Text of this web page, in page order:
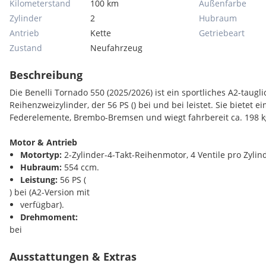
Kilometerstand
100 km
Zylinder
2
Antrieb
Kette
Zustand
Neufahrzeug
Außenfarbe
Hubraum
Getriebeart
Beschreibung
Die Benelli Tornado 550 (2025/2026) ist ein sportliches A2-
Reihenzweizylinder, der 56 PS () bei und bei leistet. Sie bietet
Federelemente, Brembo-Bremsen und wiegt fahrbereit ca. 198
Motor & Antrieb
Motortyp: 2-Zylinder-4-Takt-Reihenmotor, 4 Ventile pro
Hubraum: 554 ccm.
Leistung: 56 PS (
) bei (A2-Version mit
verfügbar).
Drehmoment:
bei
Bohrung x Hub:70,5 x 71 mm.
Ausstattungen & Extras